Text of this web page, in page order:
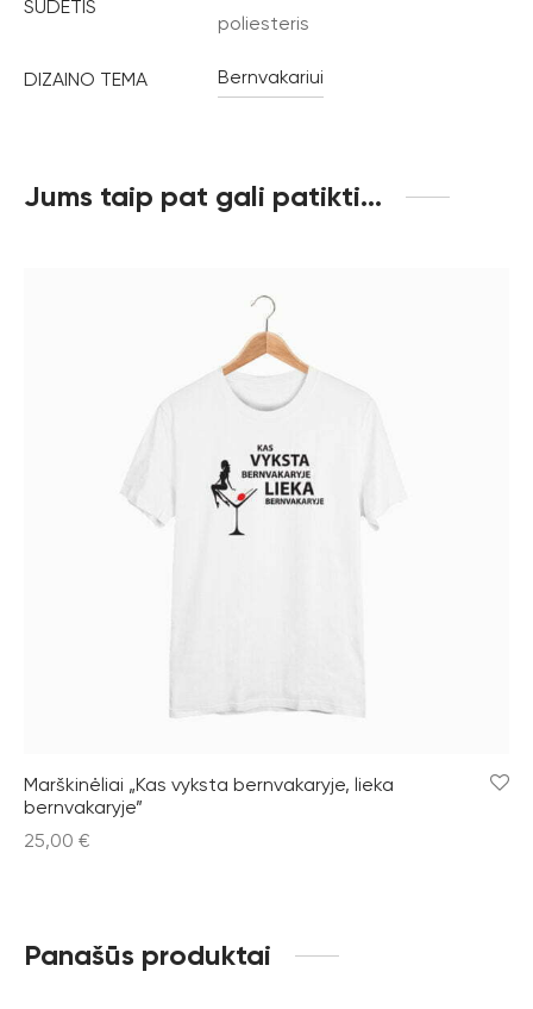
SUDĖTIS
poliesteris
DIZAINO TEMA Bernvakariui
Jums taip pat gali patikti…
Marškinėliai „Kas vyksta bernvakaryje, lieka
bernvakaryje”
25,00 €
Panašūs produktai